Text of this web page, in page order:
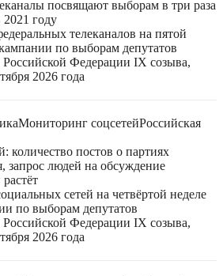
посвящают выборам в три раза
году
телеканалов на пятой
по выборам депутатов
Федерации IX созыва,
2026 года
Мониторинг соцсетейРоссийская
количество постов о партиях
запрос людей на обсуждение
сетей на четвёртой неделе
по выборам депутатов
Федерации IX созыва,
2026 года